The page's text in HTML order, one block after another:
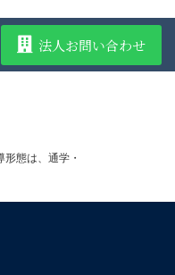
法人お問い合わせ
態は、通学・